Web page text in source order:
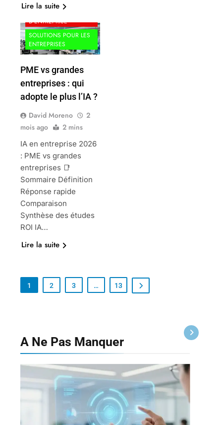
Lire la suite
D'ENTREPRISE
SOLUTIONS POUR LES
ENTREPRISES
PME vs grandes
entreprises : qui
adopte le plus l’IA ?
David Moreno
2
mois ago
2 mins
IA en entreprise 2026
: PME vs grandes
entreprises 📑
Sommaire Définition
Réponse rapide
Comparaison
Synthèse des études
ROI IA…
Lire la suite
1 2 3 … 13
A Ne Pas Manquer